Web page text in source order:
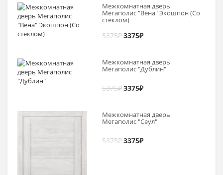
Межкомнатная дверь
Мегаполис "Вена" Экошпон (Со
стеклом)
5375₽3375₽
Межкомнатная дверь
Мегаполис "Дублин"
5375₽3375₽
Межкомнатная дверь
Мегаполис "Сеул"
5375₽3375₽